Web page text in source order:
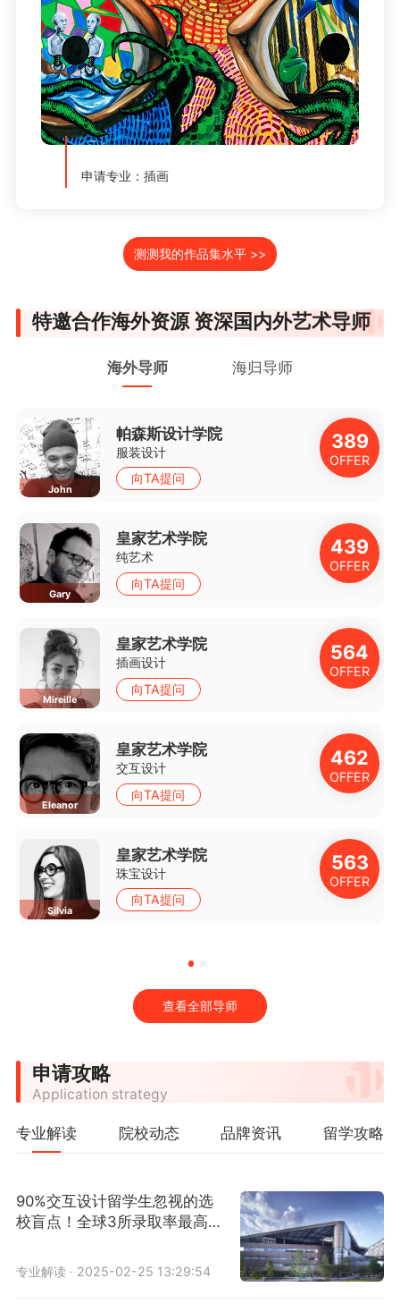
申请专业：插画
测测我的作品集水平 >>
特邀合作海外资源 资深国内外艺术导师
海外导师 海归导师
389
OFFER
John
帕森斯设计学院
服装设计
向TA提问
439
OFFER
Gary
皇家艺术学院
纯艺术
向TA提问
564
OFFER
Mireille
皇家艺术学院
插画设计
向TA提问
462
OFFER
Eleanor
皇家艺术学院
交互设计
向TA提问
563
OFFER
Silvia
皇家艺术学院
珠宝设计
向TA提问
查看全部导师
申请攻略
Application strategy
专业解读 院校动态 品牌资讯 留学攻略
90%交互设计留学生忽视的选
校盲点！全球3所录取率最高院
专业解读 · 2025-02-25 13:29:54